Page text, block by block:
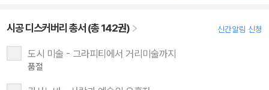
시공 디스커버리 총서 (총 142권) 신간알림 신청
도시 미술 - 그라피티에서 거리미술까지
품절